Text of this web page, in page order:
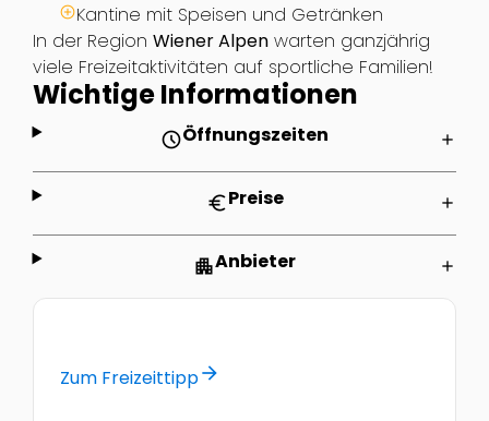
Kantine mit Speisen und Getränken
In der Region Wiener Alpenwarten ganzjährig
viele Freizeitaktivitäten auf sportliche Familien!
Wichtige Informationen
scheduleÖffnungszeiten add
euroPreise add
apartmentAnbieter add
Zum Freizeittipparrow_forward